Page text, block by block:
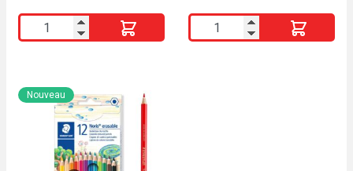
quantité
de
jeux
6
quantité
de
Nouveau